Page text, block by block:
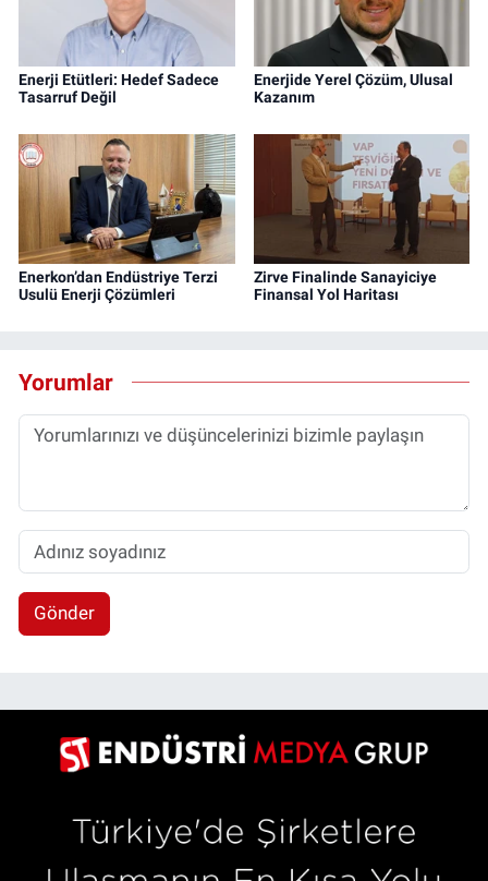
Enerji Etütleri: Hedef Sadece
Tasarruf Değil
Enerjide Yerel Çözüm, Ulusal
Kazanım
Enerkon’dan Endüstriye Terzi
Usulü Enerji Çözümleri
Zirve Finalinde Sanayiciye
Finansal Yol Haritası
Yorumlar
Gönder